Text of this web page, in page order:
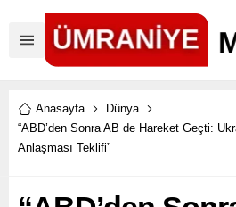
Anasayfa
Dünya
“ABD’den Sonra AB de Hareket Geçti:
Anlaşması Teklifi”